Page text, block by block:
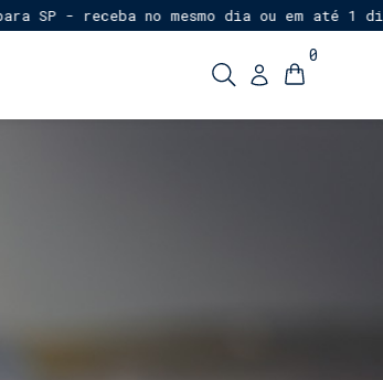
SP - receba no mesmo dia ou em até 1 dia
0